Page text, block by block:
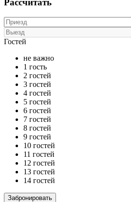
Рассчитать
Гостей
не важно
1 гость
2 гостей
3 гостей
4 гостей
5 гостей
6 гостей
7 гостей
8 гостей
9 гостей
10 гостей
11 гостей
12 гостей
13 гостей
14 гостей